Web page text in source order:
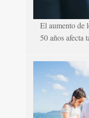
El aumento de
50 años afecta